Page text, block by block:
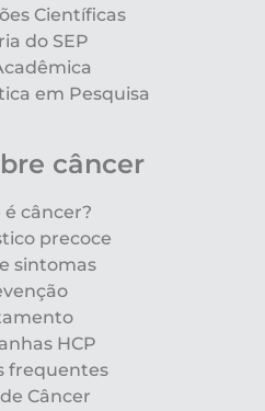
Científicas
do SEP
em Pesquisa
câncer
é câncer?
precoce
sintomas
HCP
frequentes
Câncer